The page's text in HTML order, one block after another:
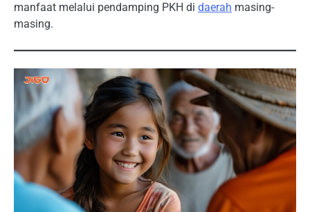
manfaat melalui pendamping PKH di daerah masing-
masing.